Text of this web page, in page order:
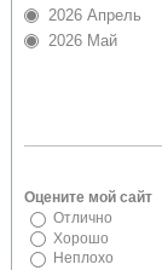
2026 Апрель
2026 Май
Оцените мой сайт
Отлично
Хорошо
Неплохо